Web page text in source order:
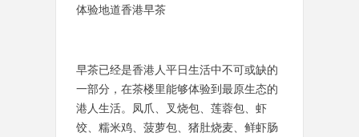
体验地道香港早茶
早茶已经是香港人平日生活中不可或缺的
一部分，在茶楼里能够体验到最原生态的
港人生活。凤爪、叉烧包、莲蓉包、虾
饺、糯米鸡、菠萝包、猪肚烧麦、鲜虾肠